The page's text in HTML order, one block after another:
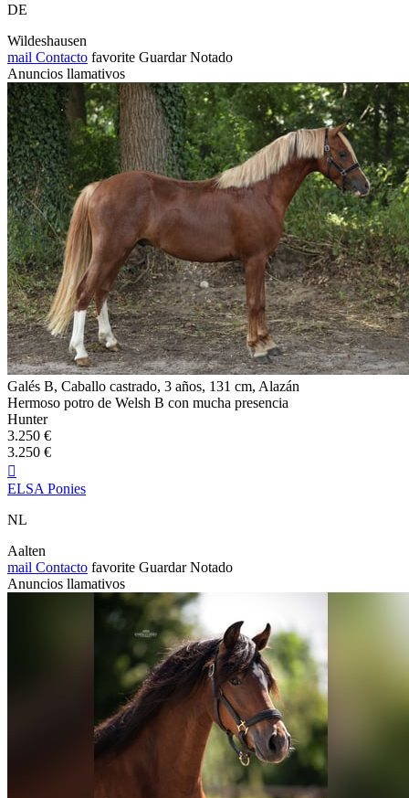
DE
Wildeshausen
mail Contacto favorite Guardar Notado
Anuncios llamativos
Galés B, Caballo castrado, 3 años, 131 cm, Alazán
Hermoso potro de Welsh B con mucha presencia
Hunter
3.250 €
3.250 €

ELSA Ponies
NL
Aalten
mail Contacto favorite Guardar Notado
Anuncios llamativos